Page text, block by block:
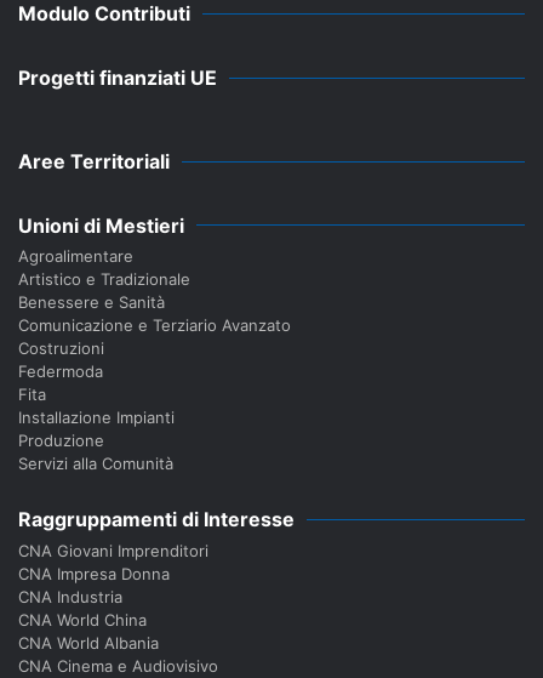
Modulo Contributi
Progetti finanziati UE
Aree Territoriali
Unioni di Mestieri
Agroalimentare
Artistico e Tradizionale
Benessere e Sanità
Comunicazione e Terziario Avanzato
Costruzioni
Federmoda
Fita
Installazione Impianti
Produzione
Servizi alla Comunità
Raggruppamenti di Interesse
CNA Giovani Imprenditori
CNA Impresa Donna
CNA Industria
CNA World China
CNA World Albania
CNA Cinema e Audiovisivo